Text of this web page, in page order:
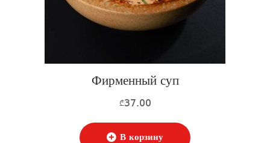
Фирменный суп
₾37.00
В корзину